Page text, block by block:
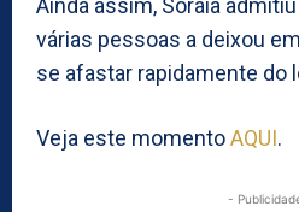
Ainda assim, Soraia
várias pessoas a deixou
se afastar rapidamente do
Veja este momentoAQUI.
-